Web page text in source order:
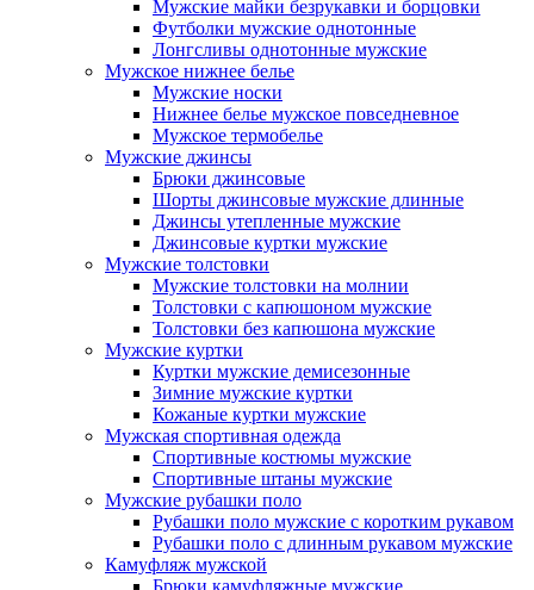
Мужские майки безрукавки и борцовки
Футболки мужские однотонные
Лонгсливы однотонные мужские
Мужское нижнее белье
Мужские носки
Нижнее белье мужское повседневное
Мужское термобелье
Мужские джинсы
Брюки джинсовые
Шорты джинсовые мужские длинные
Джинсы утепленные мужские
Джинсовые куртки мужские
Мужские толстовки
Мужские толстовки на молнии
Толстовки с капюшоном мужские
Толстовки без капюшона мужские
Мужские куртки
Куртки мужские демисезонные
Зимние мужские куртки
Кожаные куртки мужские
Мужская спортивная одежда
Спортивные костюмы мужские
Спортивные штаны мужские
Мужские рубашки поло
Рубашки поло мужские с коротким рукавом
Рубашки поло с длинным рукавом мужские
Камуфляж мужской
Брюки камуфляжные мужские